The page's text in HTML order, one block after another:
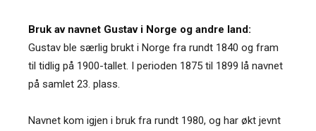
Bruk av navnet Gustav i Norge og andre land:
Gustav ble særlig brukt i Norge fra rundt 1840 og fram
til tidlig på 1900-tallet. I perioden 1875 til 1899 lå navnet
på samlet 23. plass.
Navnet kom igjen i bruk fra rundt 1980, og har økt jevnt